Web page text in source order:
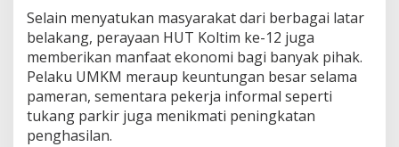
Selain menyatukan masyarakat dari berbagai latar
belakang, perayaan HUT Koltim ke-12 juga
memberikan manfaat ekonomi bagi banyak pihak.
Pelaku UMKM meraup keuntungan besar selama
pameran, sementara pekerja informal seperti
tukang parkir juga menikmati peningkatan
penghasilan.